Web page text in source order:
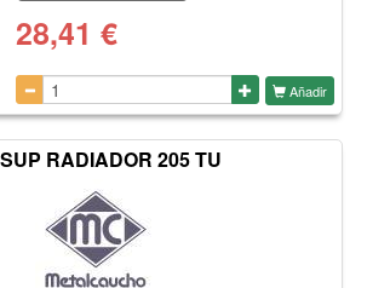
28,41 €
Añadir
RADIADOR 205 TU